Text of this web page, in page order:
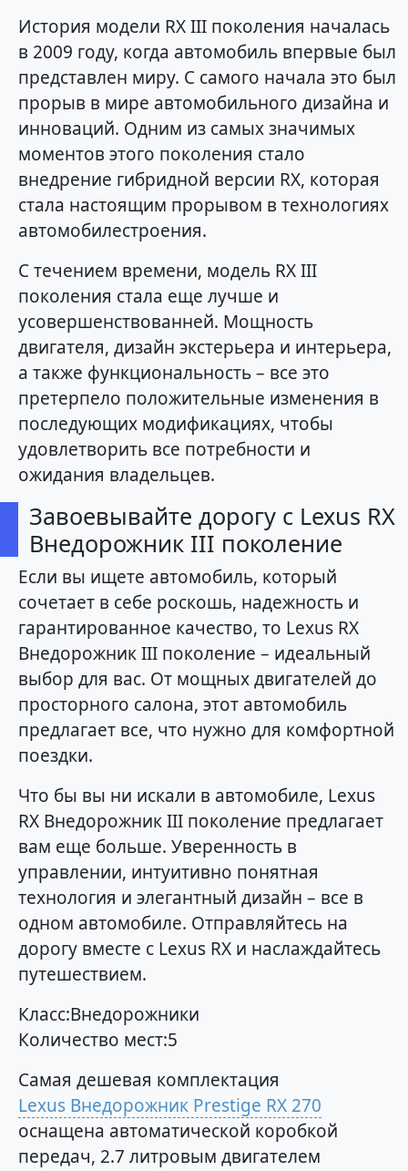
История модели RX III поколения началась
в 2009 году, когда автомобиль впервые был
представлен миру. С самого начала это был
прорыв в мире автомобильного дизайна и
инноваций. Одним из самых значимых
моментов этого поколения стало
внедрение гибридной версии RX, которая
стала настоящим прорывом в технологиях
автомобилестроения.
С течением времени, модель RX III
поколения стала еще лучше и
усовершенствованней. Мощность
двигателя, дизайн экстерьера и интерьера,
а также функциональность – все это
претерпело положительные изменения в
последующих модификациях, чтобы
удовлетворить все потребности и
ожидания владельцев.
Завоевывайте дорогу с Lexus RX
Внедорожник III поколение
Если вы ищете автомобиль, который
сочетает в себе роскошь, надежность и
гарантированное качество, то Lexus RX
Внедорожник III поколение – идеальный
выбор для вас. От мощных двигателей до
просторного салона, этот автомобиль
предлагает все, что нужно для комфортной
поездки.
Что бы вы ни искали в автомобиле, Lexus
RX Внедорожник III поколение предлагает
вам еще больше. Уверенность в
управлении, интуитивно понятная
технология и элегантный дизайн – все в
одном автомобиле. Отправляйтесь на
дорогу вместе с Lexus RX и наслаждайтесь
путешествием.
Класс:Внедорожники
Количество мест:5
Самая дешевая комплектация
Lexus Внедорожник Prestige RX 270
оснащена автоматической коробкой
передач, 2.7 литровым двигателем